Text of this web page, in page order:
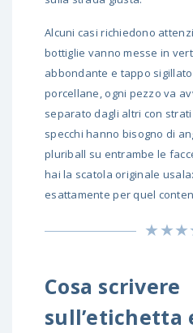
Alcuni casi richiedono
bottiglie vanno messe in
abbondante e tappo
porcellane, ogni pezzo va
separato dagli altri con
specchi hanno bisogno di
pluriball su entrambe le
hai la scatola originale
esattamente per quel
Cosa scrivere
sull’etichetta